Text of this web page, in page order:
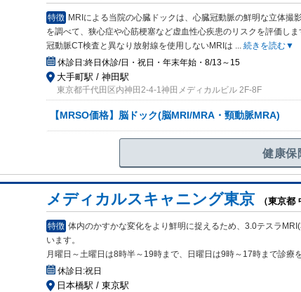
特徴 MRIによる当院の心臓ドックは、心臓冠動脈の鮮明な立体撮
を調べて、狭心症や心筋梗塞など虚血性心疾患のリスクを評価しま
冠動脈CT検査と異なり放射線を使用しないMRIは ... 続きを読む▼
休診日:終日休診/日・祝日・年末年始・8/13～15
大手町駅 / 神田駅
東京都千代田区内神田2-4-1神田メディカルビル 2F-8F
【MRSO価格】脳ドック(脳MRI/MRA・頸動脈MRA)
健康保
メディカルスキャニング東京 （東京都
特徴 体内のかすかな変化をより鮮明に捉えるため、3.0テスラ
います。
月曜日～土曜日は8時半～19時まで、日曜日は9時～17時まで診療
休診日:祝日
日本橋駅 / 東京駅